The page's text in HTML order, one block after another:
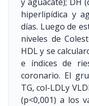
hiperlipídica y
días. Luego de
niveles de
HDL y se
e índices de
coronario. El
TG, col-LDLy
(p<0,001) a los